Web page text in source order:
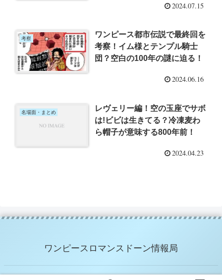
2024.07.15
考察
ワンピース都市伝説で最終回を
考察！イム様とテンプル騎士
団？空白の100年の謎に迫る！
2024.06.16
名場面・まとめ
レヴェリー編！空の玉座でサボ
は!ビビは生きてる？冷凍麦わ
ら帽子が意味する800年前！
2024.04.23
ワンピースロマンスドーン情報局